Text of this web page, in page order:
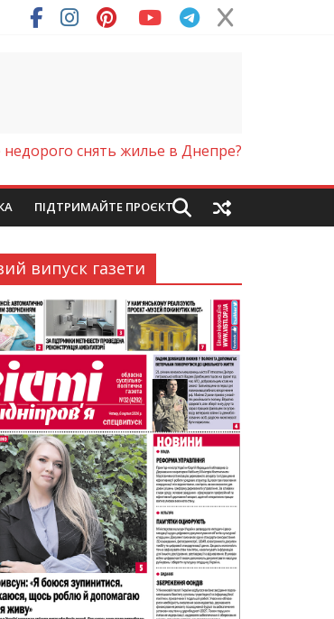
недорого снять жилье в Днепре?
ПІДТРИМАЙТЕ ПРОЄКТ
випуск газети